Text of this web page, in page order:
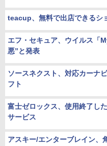
teacup、無料で出店できるシ
エフ・セキュア、ウイルス「
悪”と発表
ソースネクスト、対応カーナ
フト
富士ゼロックス、使用終了し
サービス
アスキー/エンターブレイン、